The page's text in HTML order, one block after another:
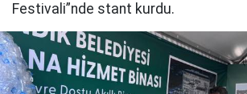
Festivali”nde stant kurdu.